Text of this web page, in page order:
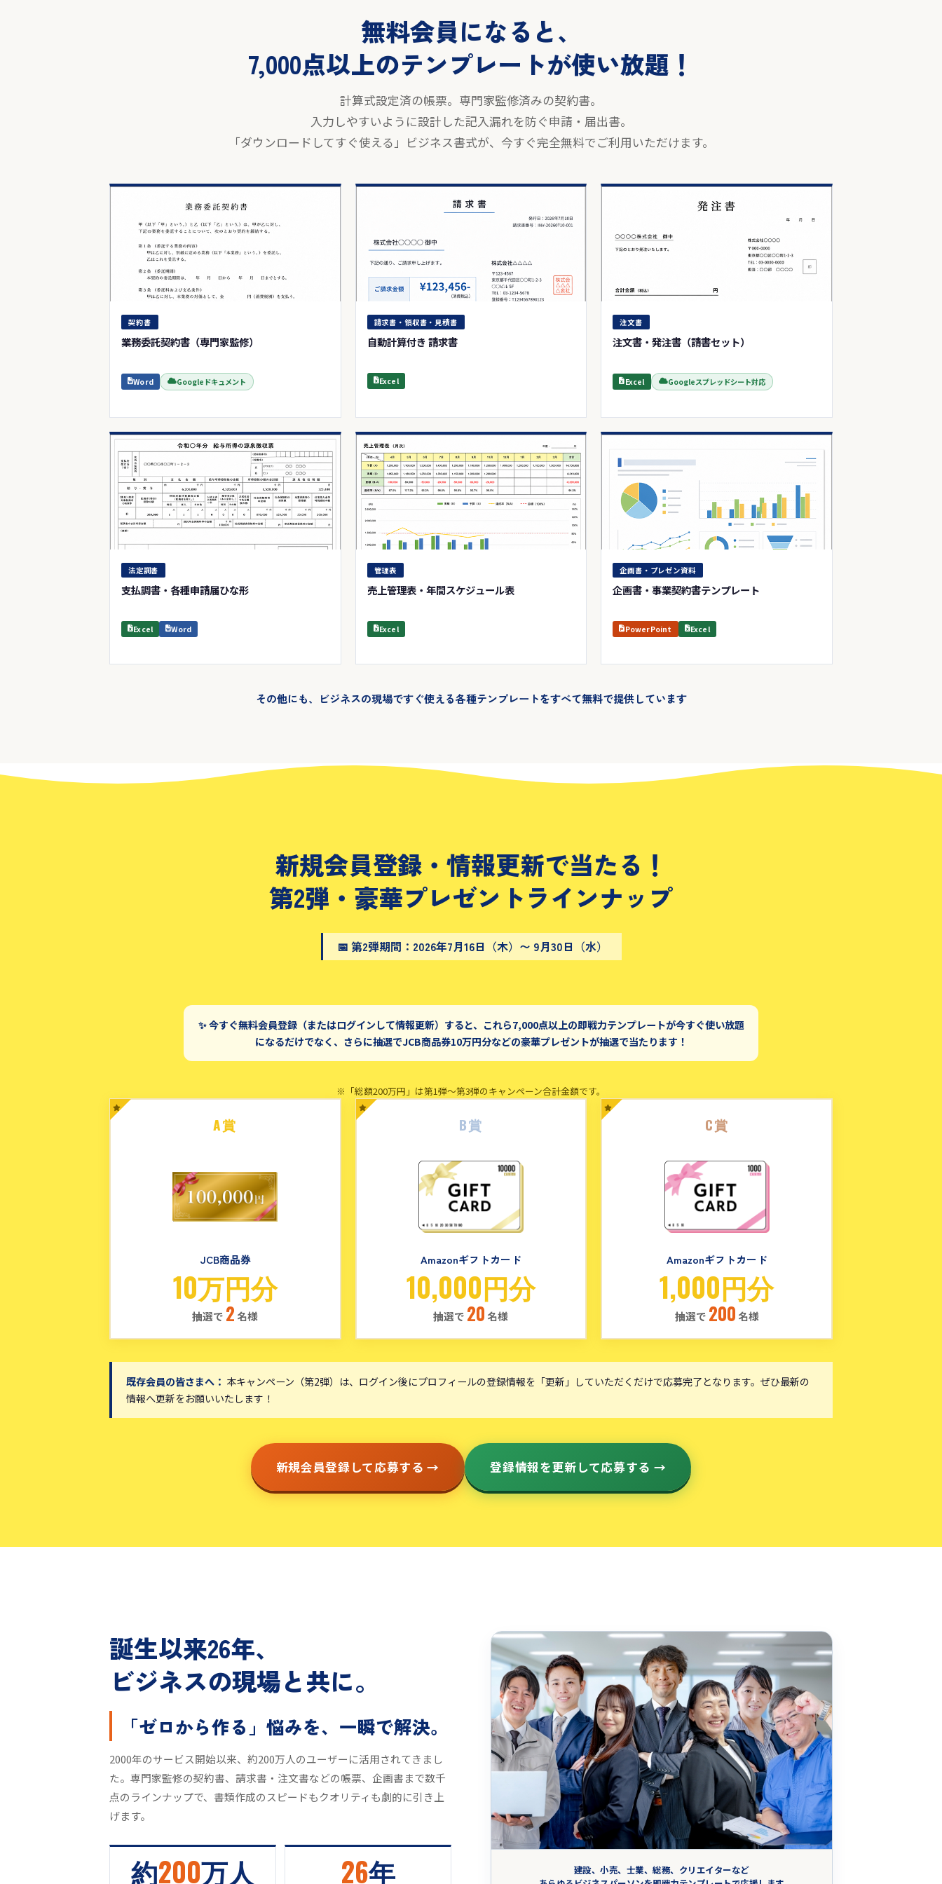
無料会員になると、
7,000点以上のテンプレートが使い放題！
計算式設定済の帳票。専門家監修済みの契約書。
入力しやすいように設計した記入漏れを防ぐ申請・届出書。
「ダウンロードしてすぐ使える」ビジネス書式が、今すぐ完全無料でご利用いただけます。
契約書
業務委託契約書（専門家監修）
Word Googleドキュメント
請求書・領収書・見積書
自動計算付き 請求書
Excel
注文書
注文書・発注書（請書セット）
Excel Googleスプレッドシート対応
法定調書
支払調書・各種申請届ひな形
Excel Word
管理表
売上管理表・年間スケジュール表
Excel
企画書・プレゼン資料
企画書・事業契約書テンプレート
PowerPoint Excel
その他にも、ビジネスの現場ですぐ使える各種テンプレートをすべて無料で提供しています
新規会員登録・情報更新で当たる！
第2弾・豪華プレゼントラインナップ
📅 第2弾期間：2026年7月16日（木）〜 9月30日（水）
✨ 今すぐ無料会員登録（またはログインして情報更新）すると、これら7,000点以上の即戦力テンプレートが今すぐ使い放題
になるだけでなく、さらに抽選でJCB商品券10万円分などの豪華プレゼントが抽選で当たります！
※「総額200万円」は第1弾〜第3弾のキャンペーン合計金額です。
A賞
JCB商品券
10万円分
抽選で 2 名様
B賞
Amazonギフトカード
10,000円分
抽選で 20 名様
C賞
Amazonギフトカード
1,000円分
抽選で 200 名様
既存会員の皆さまへ： 本キャンペーン（第2弾）は、ログイン後にプロフィールの登録情報を「更新」していただくだけで応募完了となります。ぜひ最新の
情報へ更新をお願いいたします！
新規会員登録して応募する → 登録情報を更新して応募する →
誕生以来26年、
ビジネスの現場と共に。
「ゼロから作る」悩みを、一瞬で解決。
2000年のサービス開始以来、約200万人のユーザーに活用されてきまし
た。専門家監修の契約書、請求書・注文書などの帳票、企画書まで数千
点のラインナップで、書類作成のスピードもクオリティも劇的に引き上
げます。
約200万人 26年
建設、小売、士業、総務、クリエイターなど